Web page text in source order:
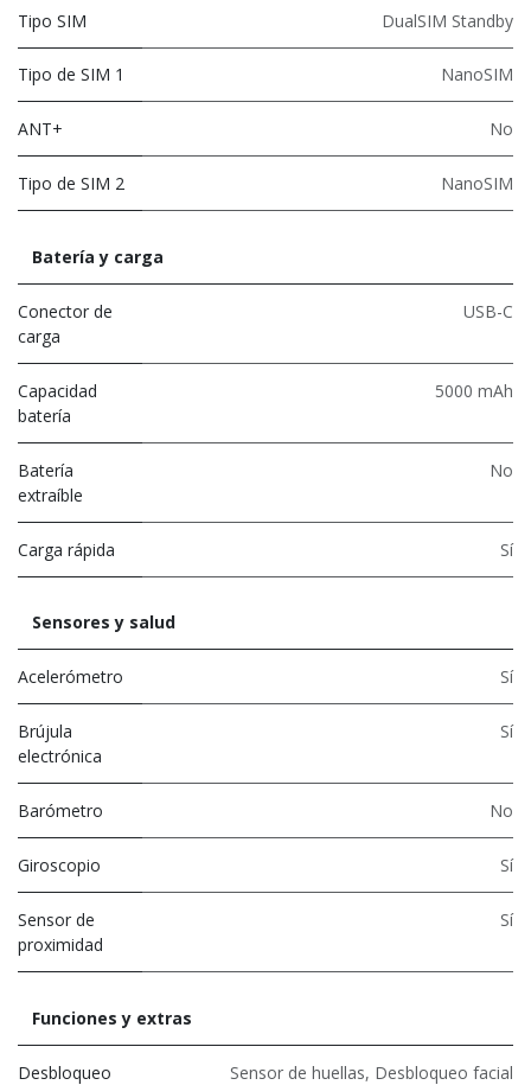
Tipo SIM DualSIM Standby
Tipo de SIM 1 NanoSIM
ANT+ No
Tipo de SIM 2 NanoSIM
Batería y carga
Conector de
carga
USB-C
Capacidad
batería
5000 mAh
Batería
extraíble
No
Carga rápida Sí
Sensores y salud
Acelerómetro Sí
Brújula
electrónica
Sí
Barómetro No
Giroscopio Sí
Sensor de
proximidad
Sí
Funciones y extras
Desbloqueo Sensor de huellas, Desbloqueo facial